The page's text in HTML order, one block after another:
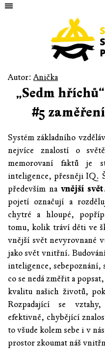
Autor:Anička
„Sedm
#5
Systém základního
nejvíce znalostí o
memorovaní faktů je
inteligence, přesněji IQ.
především na vnější svět
pojetí označují a
chytré a hloupé,
tomu, kolik tráví děti ve
vnější svět nevyrovnané
jako svět vnitřní.
inteligence,
co se nedá změřit a
kvalitu našich životů,
Rozpadající se vztahy,
efektivně, chybějící
to všude kolem sebe i v
prostor zkoumat náš